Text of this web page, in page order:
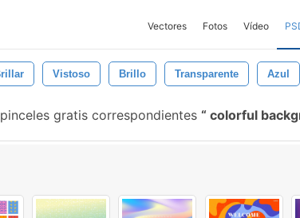
Vectores Fotos Vídeo
Vistoso Brillo Transparente Azul
gratis correspondientes colorful